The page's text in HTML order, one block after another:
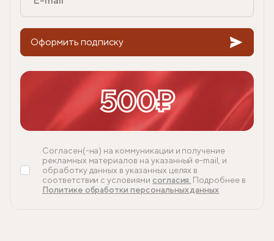
Оформить подписку
500₽
Согласен(-на) на коммуникации и получение
рекламных материалов на указанный e-mail, и
обработку данных в указанных целях в
соответствии с условиями согласия. Подробнее в
Политике обработки персональных данных